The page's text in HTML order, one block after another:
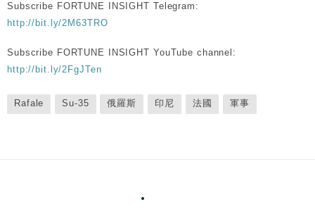
Subscribe FORTUNE INSIGHT Telegram:
http://bit.ly/2M63TRO
Subscribe FORTUNE INSIGHT YouTube channel:
http://bit.ly/2FgJTen
Rafale Su-35 俄羅斯 印尼 法國 軍事